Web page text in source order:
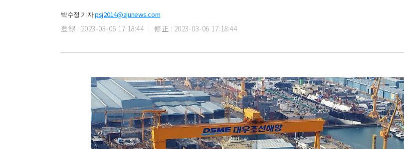
박수정 기자psj2014@ajunews.com
登録 : 2023-03-06 17:18:44 修正 : 2023-03-06 17:18:44